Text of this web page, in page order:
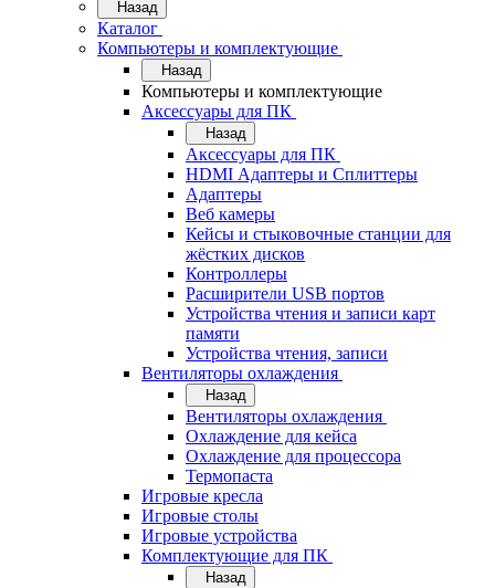
Назад
Каталог
Компьютеры и комплектующие
Назад
Компьютеры и комплектующие
Аксессуары для ПК
Назад
Аксессуары для ПК
HDMI Адаптеры и Сплиттеры
Адаптеры
Веб камеры
Кейсы и стыковочные станции для
жёстких дисков
Контроллеры
Расширители USB портов
Устройства чтения и записи карт
памяти
Устройства чтения, записи
Вентиляторы охлаждения
Назад
Вентиляторы охлаждения
Охлаждение для кейса
Охлаждение для процессора
Термопаста
Игровые кресла
Игровые столы
Игровые устройства
Комплектующие для ПК
Назад